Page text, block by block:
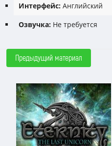
Интерфейс: Английский
Озвучка: Не требуется
Предыдущий материал